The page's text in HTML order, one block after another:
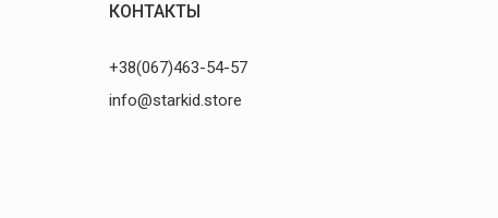
КОНТАКТЫ
+38(067)463-54-57
info@starkid.store